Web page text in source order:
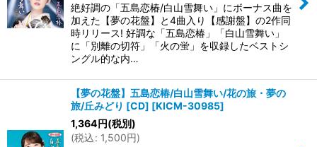
絶好調の「五島恋椿/白山雪舞い」にボーナス曲を
加えた【夢の花盤】と4曲入り【感謝盤】の2作同
時リリース! 好調な「五島恋椿」「白山雪舞い」
に「別離の切符」「火の蛍」を収録したベストシ
ングル的な内…
【夢の花盤】五島恋椿/白山雪舞い/花の旅・夢の
旅/丘みどり [CD] [KICM-30985]
1,364円(税別)
(税込: 1,500円)